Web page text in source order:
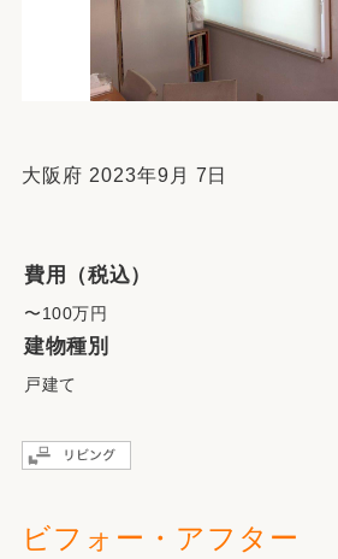
大阪府 2023年9月 7日
費用（税込）
〜100万円
建物種別
戸建て
ビフォー・アフター